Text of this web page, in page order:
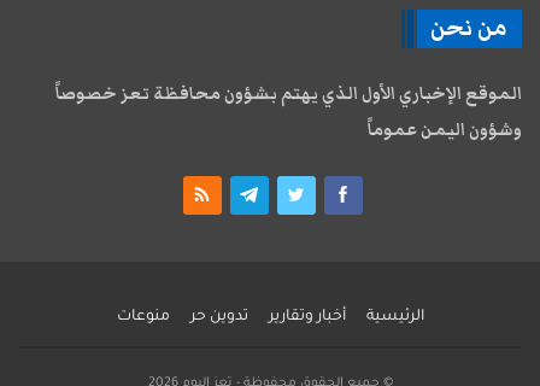
من نحن
الموقع الإخباري الأول الذي يهتم بشؤون محافظة تعز خصوصاً
وشؤون اليمن عموماً
الرئيسية أخبار وتقارير تدوين حر منوعات